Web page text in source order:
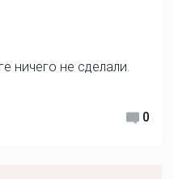
ничего не сделали.
0